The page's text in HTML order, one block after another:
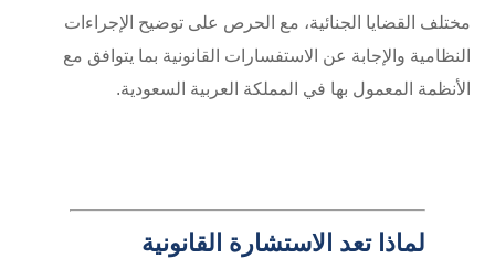
مختلف القضايا الجنائية، مع الحرص على توضيح الإجراءات
النظامية والإجابة عن الاستفسارات القانونية بما يتوافق مع
الأنظمة المعمول بها في المملكة العربية السعودية.
لماذا تعد الاستشارة القانونية